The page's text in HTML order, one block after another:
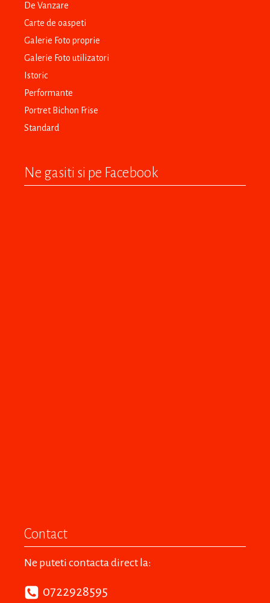
De Vanzare
Carte de oaspeti
Galerie Foto proprie
Galerie Foto utilizatori
Istoric
Performante
Portret Bichon Frise
Standard
Ne gasiti si pe Facebook
Contact
Ne puteti contacta direct la:
0722928595